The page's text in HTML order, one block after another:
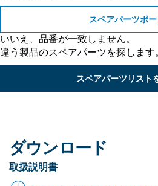
スペアパーツポ
いいえ、品番が一致しません。
違う製品のスペアパーツを探します。
スペアパーツリスト
ダウンロード
取扱説明書